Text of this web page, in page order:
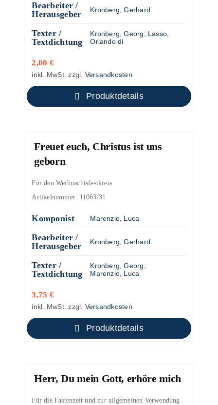
Bearbeiter /
Herausgeber
Kronberg, Gerhard
Texter /
Textdichtung
Kronberg, Georg; Lasso,
Orlando di
2,00 €
inkl. MwSt. zzgl. Versandkosten
Produktdetails
Freuet euch, Christus ist uns
geborn
Für den Weihnachtsfestkreis
Artikelnummer: 11063/31
Komponist Marenzio, Luca
Bearbeiter /
Herausgeber
Kronberg, Gerhard
Texter /
Textdichtung
Kronberg, Georg;
Marenzio, Luca
3,75 €
inkl. MwSt. zzgl. Versandkosten
Produktdetails
Herr, Du mein Gott, erhöre mich
Für die Fastenzeit und zur allgemeinen Verwendung